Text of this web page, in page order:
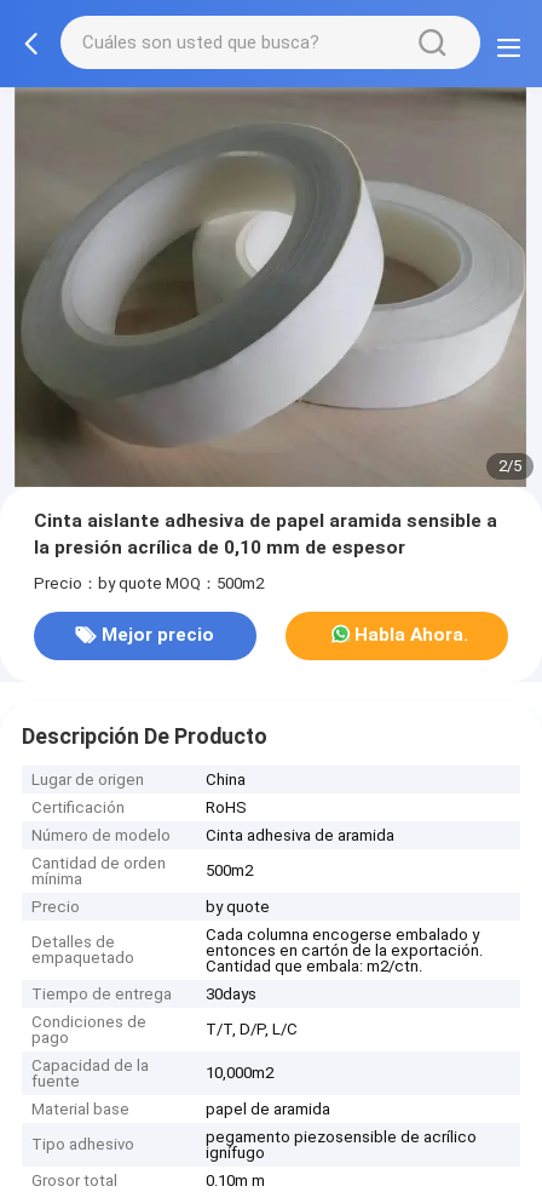
2/5
Cinta aislante adhesiva de papel aramida sensible a
la presión acrílica de 0,10 mm de espesor
Precio：by quote MOQ：500m2
Mejor precio Habla Ahora.
Descripción De Producto
Lugar de origen
China
Certificación
RoHS
Número de modelo
Cinta adhesiva de aramida
Cantidad de orden
mínima
500m2
Precio
by quote
Detalles de
empaquetado
Cada columna encogerse embalado y
entonces en cartón de la exportación.
Cantidad que embala: m2/ctn.
Tiempo de entrega
30days
Condiciones de
pago
T/T, D/P, L/C
Capacidad de la
fuente
10,000m2
Material base
papel de aramida
Tipo adhesivo
pegamento piezosensible de acrílico
ignífugo
Grosor total
0.10m m